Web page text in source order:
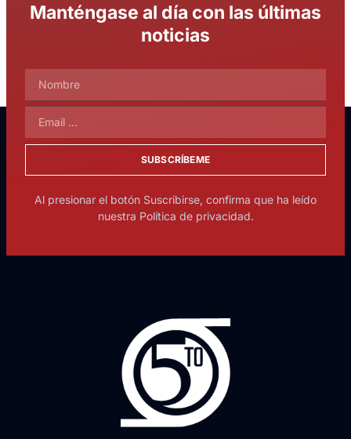
Manténgase al día con las últimas
noticias
SUBSCRÍBEME
Al presionar el botón Suscribirse, confirma que ha leído
nuestra Política de privacidad.